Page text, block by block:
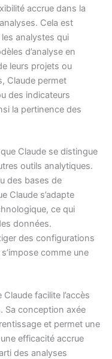
accrue dans la
Cela est
analystes qui
d’analyse en
leurs projets ou
Claude permet
des indicateurs
la pertinence des
Claude se distingue
outils analytiques.
des bases de
Claude s’adapte
ce qui
données.
des configurations
comme une
facilite l’accès
Sa conception axée
et permet une
efficacité accrue
des analyses